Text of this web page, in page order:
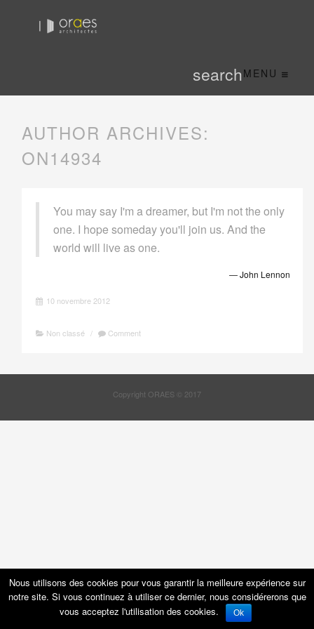
MENU
AUTHOR ARCHIVES:
ON14934
You may say I'm a dreamer, but I'm not the only
one. I hope someday you'll join us. And the
world will live as one.
― John Lennon
10 novembre 2012
Non classé / Comment
Copyright ORAES © 2017
Nous utilisons des cookies pour vous garantir la meilleure expérience sur
notre site. Si vous continuez à utiliser ce dernier, nous considérerons que
vous acceptez l'utilisation des cookies.
Ok